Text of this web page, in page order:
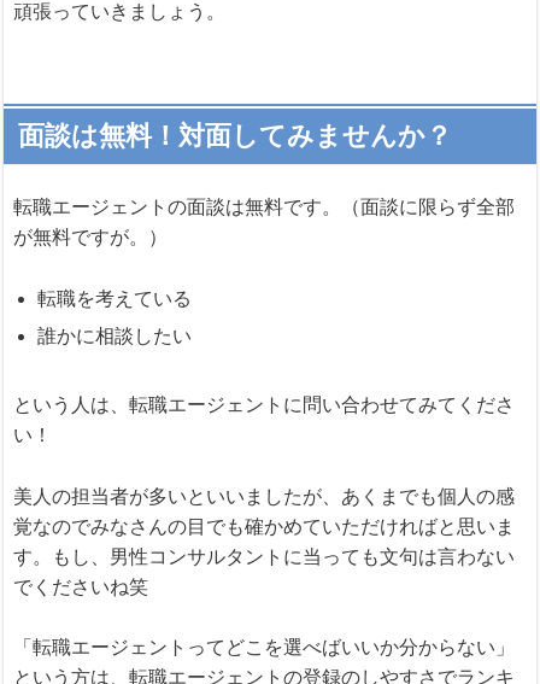
頑張っていきましょう。
面談は無料！対面してみませんか？
転職エージェントの面談は無料です。（面談に限らず全部
が無料ですが。）
転職を考えている
誰かに相談したい
という人は、転職エージェントに問い合わせてみてくださ
い！
美人の担当者が多いといいましたが、あくまでも個人の感
覚なのでみなさんの目でも確かめていただければと思いま
す。もし、男性コンサルタントに当っても文句は言わない
でくださいね笑
「転職エージェントってどこを選べばいいか分からない」
という方は、転職エージェントの登録のしやすさでランキ